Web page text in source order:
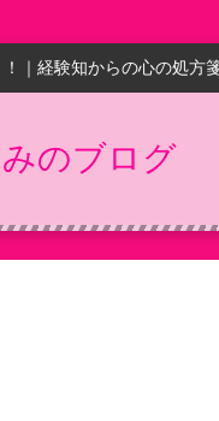
｜経験知からの心の処方箋
のブログ